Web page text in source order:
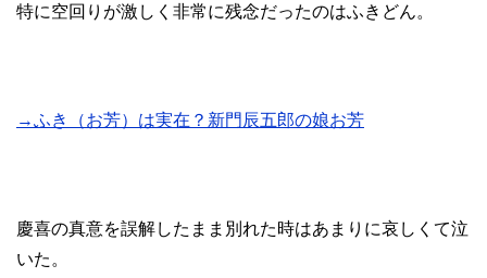
特に空回りが激しく非常に残念だったのはふきどん。
→ふき（お芳）は実在？新門辰五郎の娘お芳
慶喜の真意を誤解したまま別れた時はあまりに哀しくて泣
いた。